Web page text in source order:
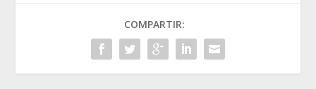
COMPARTIR: